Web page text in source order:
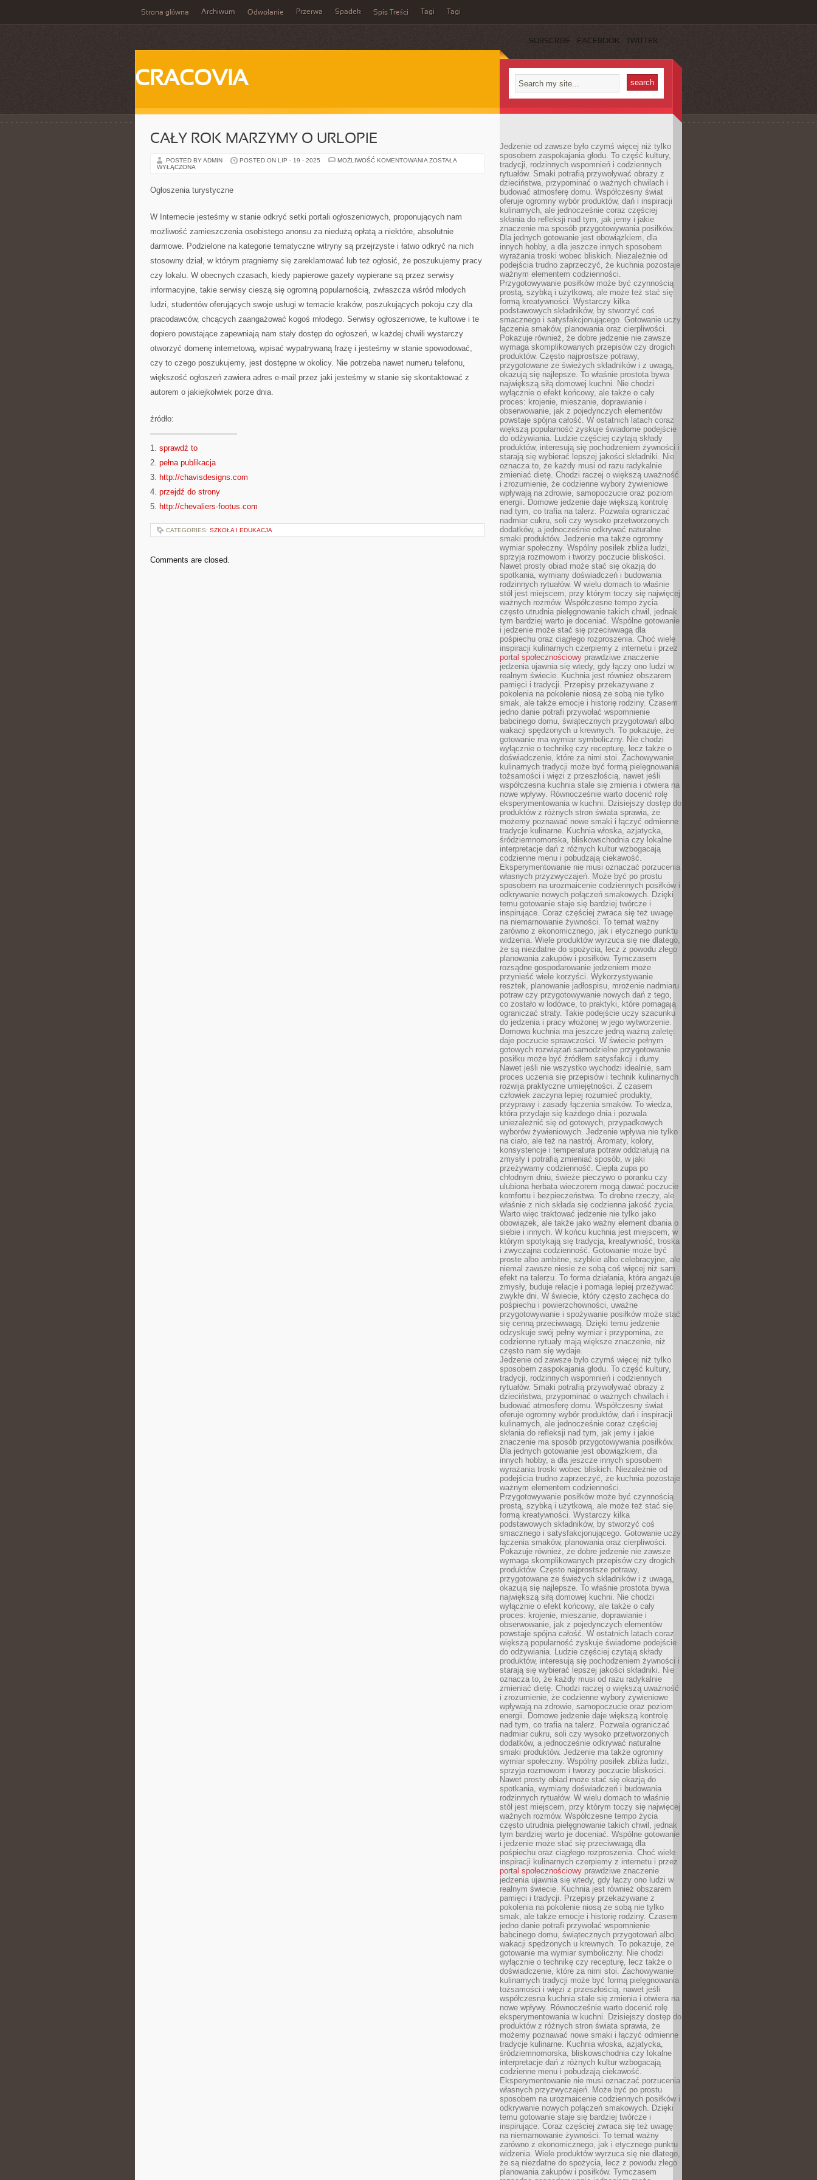
Strona główna Archiwum Odwołanie Przerwa Spadek Spis Treści Tagi Tagi
SUBSCRIBE FACEBOOK TWITTER
CRACOVIA
CAŁY ROK MARZYMY O URLOPIE
POSTED BY ADMIN POSTED ON LIP - 19 - 2025 MOŻLIWOŚĆ KOMENTOWANIA CAŁY
ZOSTAŁA
WYŁĄCZONA
Ogłoszenia turystyczne
W Internecie jesteśmy w stanie odkryć setki portali ogłoszeniowych, proponujących nam
możliwość zamieszczenia osobistego anonsu za niedużą opłatą a niektóre, absolutnie
darmowe. Podzielone na kategorie tematyczne witryny są przejrzyste i łatwo odkryć na nich
stosowny dział, w którym pragniemy się zareklamować lub też ogłosić, że poszukujemy pracy
czy lokalu. W obecnych czasach, kiedy papierowe gazety wypierane są przez serwisy
informacyjne, takie serwisy cieszą się ogromną popularnością, zwłaszcza wśród młodych
ludzi, studentów oferujących swoje usługi w temacie kraków, poszukujących pokoju czy dla
pracodawców, chcących zaangażować kogoś młodego. Serwisy ogłoszeniowe, te kultowe i te
dopiero powstające zapewniają nam stały dostęp do ogłoszeń, w każdej chwili wystarczy
otworzyć domenę internetową, wpisać wypatrywaną frazę i jesteśmy w stanie spowodować,
czy to czego poszukujemy, jest dostępne w okolicy. Nie potrzeba nawet numeru telefonu,
większość ogłoszeń zawiera adres e-mail przez jaki jesteśmy w stanie się skontaktować z
autorem o jakiejkolwiek porze dnia.
źródło:
———————————
1. sprawdź to
2. pełna publikacja
3. http://chavisdesigns.com
4. przejdź do strony
5. http://chevaliers-footus.com
CATEGORIES: SZKOŁA I EDUKACJA
Comments are closed.
Jedzenie od zawsze było czymś więcej niż tylko
sposobem zaspokajania głodu. To część kultury,
tradycji, rodzinnych wspomnień i codziennych
rytuałów. Smaki potrafią przywoływać obrazy z
dzieciństwa, przypominać o ważnych chwilach i
budować atmosferę domu. Współczesny świat
oferuje ogromny wybór produktów, dań i inspiracji
kulinarnych, ale jednocześnie coraz częściej
skłania do refleksji nad tym, jak jemy i jakie
znaczenie ma sposób przygotowywania posiłków.
Dla jednych gotowanie jest obowiązkiem, dla
innych hobby, a dla jeszcze innych sposobem
wyrażania troski wobec bliskich. Niezależnie od
podejścia trudno zaprzeczyć, że kuchnia pozostaje
ważnym elementem codzienności.
Przygotowywanie posiłków może być czynnością
prostą, szybką i użytkową, ale może też stać się
formą kreatywności. Wystarczy kilka
podstawowych składników, by stworzyć coś
smacznego i satysfakcjonującego. Gotowanie uczy
łączenia smaków, planowania oraz cierpliwości.
Pokazuje również, że dobre jedzenie nie zawsze
wymaga skomplikowanych przepisów czy drogich
produktów. Często najprostsze potrawy,
przygotowane ze świeżych składników i z uwagą,
okazują się najlepsze. To właśnie prostota bywa
największą siłą domowej kuchni. Nie chodzi
wyłącznie o efekt końcowy, ale także o cały
proces: krojenie, mieszanie, doprawianie i
obserwowanie, jak z pojedynczych elementów
powstaje spójna całość. W ostatnich latach coraz
większą popularność zyskuje świadome podejście
do odżywiania. Ludzie częściej czytają składy
produktów, interesują się pochodzeniem żywności i
starają się wybierać lepszej jakości składniki. Nie
oznacza to, że każdy musi od razu radykalnie
zmieniać dietę. Chodzi raczej o większą uważność
i zrozumienie, że codzienne wybory żywieniowe
wpływają na zdrowie, samopoczucie oraz poziom
energii. Domowe jedzenie daje większą kontrolę
nad tym, co trafia na talerz. Pozwala ograniczać
nadmiar cukru, soli czy wysoko przetworzonych
dodatków, a jednocześnie odkrywać naturalne
smaki produktów. Jedzenie ma także ogromny
wymiar społeczny. Wspólny posiłek zbliża ludzi,
sprzyja rozmowom i tworzy poczucie bliskości.
Nawet prosty obiad może stać się okazją do
spotkania, wymiany doświadczeń i budowania
rodzinnych rytuałów. W wielu domach to właśnie
stół jest miejscem, przy którym toczy się najwięcej
ważnych rozmów. Współczesne tempo życia
często utrudnia pielęgnowanie takich chwil, jednak
tym bardziej warto je doceniać. Wspólne gotowanie
i jedzenie może stać się przeciwwagą dla
pośpiechu oraz ciągłego rozproszenia. Choć wiele
inspiracji kulinarnych czerpiemy z internetu i przez
portal społecznościowy prawdziwe znaczenie
jedzenia ujawnia się wtedy, gdy łączy ono ludzi w
realnym świecie. Kuchnia jest również obszarem
pamięci i tradycji. Przepisy przekazywane z
pokolenia na pokolenie niosą ze sobą nie tylko
smak, ale także emocje i historię rodziny. Czasem
jedno danie potrafi przywołać wspomnienie
babcinego domu, świątecznych przygotowań albo
wakacji spędzonych u krewnych. To pokazuje, że
gotowanie ma wymiar symboliczny. Nie chodzi
wyłącznie o technikę czy recepturę, lecz także o
doświadczenie, które za nimi stoi. Zachowywanie
kulinarnych tradycji może być formą pielęgnowania
tożsamości i więzi z przeszłością, nawet jeśli
współczesna kuchnia stale się zmienia i otwiera na
nowe wpływy. Równocześnie warto docenić rolę
eksperymentowania w kuchni. Dzisiejszy dostęp do
produktów z różnych stron świata sprawia, że
możemy poznawać nowe smaki i łączyć odmienne
tradycje kulinarne. Kuchnia włoska, azjatycka,
śródziemnomorska, bliskowschodnia czy lokalne
interpretacje dań z różnych kultur wzbogacają
codzienne menu i pobudzają ciekawość.
Eksperymentowanie nie musi oznaczać porzucenia
własnych przyzwyczajeń. Może być po prostu
sposobem na urozmaicenie codziennych posiłków i
odkrywanie nowych połączeń smakowych. Dzięki
temu gotowanie staje się bardziej twórcze i
inspirujące. Coraz częściej zwraca się też uwagę
na niemarnowanie żywności. To temat ważny
zarówno z ekonomicznego, jak i etycznego punktu
widzenia. Wiele produktów wyrzuca się nie dlatego,
że są niezdatne do spożycia, lecz z powodu złego
planowania zakupów i posiłków. Tymczasem
rozsądne gospodarowanie jedzeniem może
przynieść wiele korzyści. Wykorzystywanie
resztek, planowanie jadłospisu, mrożenie nadmiaru
potraw czy przygotowywanie nowych dań z tego,
co zostało w lodówce, to praktyki, które pomagają
ograniczać straty. Takie podejście uczy szacunku
do jedzenia i pracy włożonej w jego wytworzenie.
Domowa kuchnia ma jeszcze jedną ważną zaletę:
daje poczucie sprawczości. W świecie pełnym
gotowych rozwiązań samodzielne przygotowanie
posiłku może być źródłem satysfakcji i dumy.
Nawet jeśli nie wszystko wychodzi idealnie, sam
proces uczenia się przepisów i technik kulinarnych
rozwija praktyczne umiejętności. Z czasem
człowiek zaczyna lepiej rozumieć produkty,
przyprawy i zasady łączenia smaków. To wiedza,
która przydaje się każdego dnia i pozwala
uniezależnić się od gotowych, przypadkowych
wyborów żywieniowych. Jedzenie wpływa nie tylko
na ciało, ale też na nastrój. Aromaty, kolory,
konsystencje i temperatura potraw oddziałują na
zmysły i potrafią zmieniać sposób, w jaki
przeżywamy codzienność. Ciepła zupa po
chłodnym dniu, świeże pieczywo o poranku czy
ulubiona herbata wieczorem mogą dawać poczucie
komfortu i bezpieczeństwa. To drobne rzeczy, ale
właśnie z nich składa się codzienna jakość życia.
Warto więc traktować jedzenie nie tylko jako
obowiązek, ale także jako ważny element dbania o
siebie i innych. W końcu kuchnia jest miejscem, w
którym spotykają się tradycja, kreatywność, troska
i zwyczajna codzienność. Gotowanie może być
proste albo ambitne, szybkie albo celebracyjne, ale
niemal zawsze niesie ze sobą coś więcej niż sam
efekt na talerzu. To forma działania, która angażuje
zmysły, buduje relacje i pomaga lepiej przeżywać
zwykłe dni. W świecie, który często zachęca do
pośpiechu i powierzchowności, uważne
przygotowywanie i spożywanie posiłków może stać
się cenną przeciwwagą. Dzięki temu jedzenie
odzyskuje swój pełny wymiar i przypomina, że
codzienne rytuały mają większe znaczenie, niż
często nam się wydaje.
Jedzenie od zawsze było czymś więcej niż tylko
sposobem zaspokajania głodu. To część kultury,
tradycji, rodzinnych wspomnień i codziennych
rytuałów. Smaki potrafią przywoływać obrazy z
dzieciństwa, przypominać o ważnych chwilach i
budować atmosferę domu. Współczesny świat
oferuje ogromny wybór produktów, dań i inspiracji
kulinarnych, ale jednocześnie coraz częściej
skłania do refleksji nad tym, jak jemy i jakie
znaczenie ma sposób przygotowywania posiłków.
Dla jednych gotowanie jest obowiązkiem, dla
innych hobby, a dla jeszcze innych sposobem
wyrażania troski wobec bliskich. Niezależnie od
podejścia trudno zaprzeczyć, że kuchnia pozostaje
ważnym elementem codzienności.
Przygotowywanie posiłków może być czynnością
prostą, szybką i użytkową, ale może też stać się
formą kreatywności. Wystarczy kilka
podstawowych składników, by stworzyć coś
smacznego i satysfakcjonującego. Gotowanie uczy
łączenia smaków, planowania oraz cierpliwości.
Pokazuje również, że dobre jedzenie nie zawsze
wymaga skomplikowanych przepisów czy drogich
produktów. Często najprostsze potrawy,
przygotowane ze świeżych składników i z uwagą,
okazują się najlepsze. To właśnie prostota bywa
największą siłą domowej kuchni. Nie chodzi
wyłącznie o efekt końcowy, ale także o cały
proces: krojenie, mieszanie, doprawianie i
obserwowanie, jak z pojedynczych elementów
powstaje spójna całość. W ostatnich latach coraz
większą popularność zyskuje świadome podejście
do odżywiania. Ludzie częściej czytają składy
produktów, interesują się pochodzeniem żywności i
starają się wybierać lepszej jakości składniki. Nie
oznacza to, że każdy musi od razu radykalnie
zmieniać dietę. Chodzi raczej o większą uważność
i zrozumienie, że codzienne wybory żywieniowe
wpływają na zdrowie, samopoczucie oraz poziom
energii. Domowe jedzenie daje większą kontrolę
nad tym, co trafia na talerz. Pozwala ograniczać
nadmiar cukru, soli czy wysoko przetworzonych
dodatków, a jednocześnie odkrywać naturalne
smaki produktów. Jedzenie ma także ogromny
wymiar społeczny. Wspólny posiłek zbliża ludzi,
sprzyja rozmowom i tworzy poczucie bliskości.
Nawet prosty obiad może stać się okazją do
spotkania, wymiany doświadczeń i budowania
rodzinnych rytuałów. W wielu domach to właśnie
stół jest miejscem, przy którym toczy się najwięcej
ważnych rozmów. Współczesne tempo życia
często utrudnia pielęgnowanie takich chwil, jednak
tym bardziej warto je doceniać. Wspólne gotowanie
i jedzenie może stać się przeciwwagą dla
pośpiechu oraz ciągłego rozproszenia. Choć wiele
inspiracji kulinarnych czerpiemy z internetu i przez
portal społecznościowy prawdziwe znaczenie
jedzenia ujawnia się wtedy, gdy łączy ono ludzi w
realnym świecie. Kuchnia jest również obszarem
pamięci i tradycji. Przepisy przekazywane z
pokolenia na pokolenie niosą ze sobą nie tylko
smak, ale także emocje i historię rodziny. Czasem
jedno danie potrafi przywołać wspomnienie
babcinego domu, świątecznych przygotowań albo
wakacji spędzonych u krewnych. To pokazuje, że
gotowanie ma wymiar symboliczny. Nie chodzi
wyłącznie o technikę czy recepturę, lecz także o
doświadczenie, które za nimi stoi. Zachowywanie
kulinarnych tradycji może być formą pielęgnowania
tożsamości i więzi z przeszłością, nawet jeśli
współczesna kuchnia stale się zmienia i otwiera na
nowe wpływy. Równocześnie warto docenić rolę
eksperymentowania w kuchni. Dzisiejszy dostęp do
produktów z różnych stron świata sprawia, że
możemy poznawać nowe smaki i łączyć odmienne
tradycje kulinarne. Kuchnia włoska, azjatycka,
śródziemnomorska, bliskowschodnia czy lokalne
interpretacje dań z różnych kultur wzbogacają
codzienne menu i pobudzają ciekawość.
Eksperymentowanie nie musi oznaczać porzucenia
własnych przyzwyczajeń. Może być po prostu
sposobem na urozmaicenie codziennych posiłków i
odkrywanie nowych połączeń smakowych. Dzięki
temu gotowanie staje się bardziej twórcze i
inspirujące. Coraz częściej zwraca się też uwagę
na niemarnowanie żywności. To temat ważny
zarówno z ekonomicznego, jak i etycznego punktu
widzenia. Wiele produktów wyrzuca się nie dlatego,
że są niezdatne do spożycia, lecz z powodu złego
planowania zakupów i posiłków. Tymczasem